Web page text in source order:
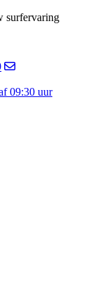
surfervaring
09:30 uur